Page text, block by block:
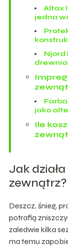
Altax
jedna
Njord
jako
Ile
Jak
zewnątrz?
Deszcz, śnieg,
potrafią
zaledwie kilka
ma temu